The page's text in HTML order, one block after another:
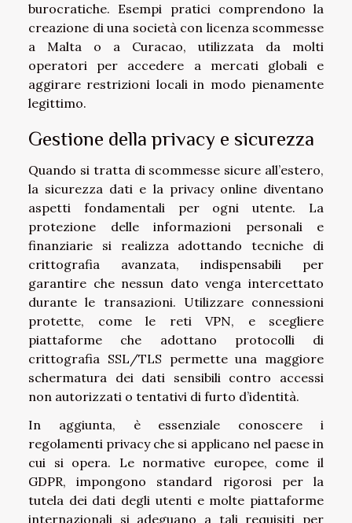
burocratiche. Esempi pratici comprendono la
creazione di una società con licenza scommesse
a Malta o a Curacao, utilizzata da molti
operatori per accedere a mercati globali e
aggirare restrizioni locali in modo pienamente
legittimo.
Gestione della privacy e sicurezza
Quando si tratta di scommesse sicure all’estero,
la sicurezza dati e la privacy online diventano
aspetti fondamentali per ogni utente. La
protezione delle informazioni personali e
finanziarie si realizza adottando tecniche di
crittografia avanzata, indispensabili per
garantire che nessun dato venga intercettato
durante le transazioni. Utilizzare connessioni
protette, come le reti VPN, e scegliere
piattaforme che adottano protocolli di
crittografia SSL/TLS permette una maggiore
schermatura dei dati sensibili contro accessi
non autorizzati o tentativi di furto d’identità.
In aggiunta, è essenziale conoscere i
regolamenti privacy che si applicano nel paese in
cui si opera. Le normative europee, come il
GDPR, impongono standard rigorosi per la
tutela dei dati degli utenti e molte piattaforme
internazionali si adeguano a tali requisiti per